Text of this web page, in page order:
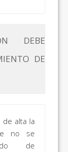
DEBE
DE
de alta la
no se
de